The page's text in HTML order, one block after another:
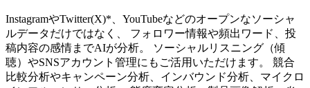
InstagramやTwitter(X)*、YouTubeなどのオープンなソーシャ
ルデータだけではなく、 フォロワー情報や頻出ワード、投
稿内容の感情までAIが分析。 ソーシャルリスニング（傾
聴）やSNSアカウント管理にもご活用いただけます。 競合
比較分析やキャンペーン分析、インバウンド分析、マイクロ